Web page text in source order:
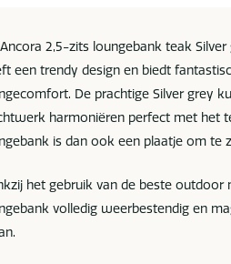
2,5-zits loungebank teak
een trendy design en biedt
De prachtige Silver grey
harmoniëren perfect met het
is dan ook een plaatje om te
het gebruik van de beste outdoor
volledig weerbestendig en